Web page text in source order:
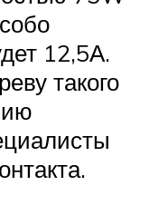
12,5А.
такого